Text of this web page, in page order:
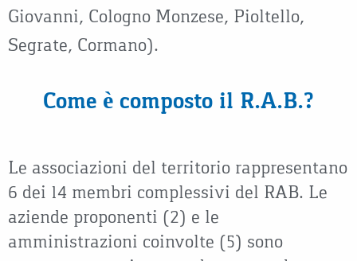
Giovanni, Cologno Monzese, Pioltello,
Segrate, Cormano).
Come è composto il R.A.B.?
Le associazioni del territorio rappresentano
6 dei 14 membri complessivi del RAB. Le
aziende proponenti (2) e le
amministrazioni coinvolte (5) sono